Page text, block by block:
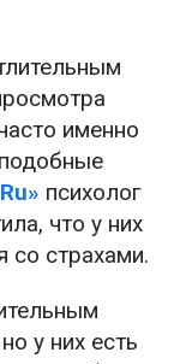
именно
психолог
что у них
со страхами.
у них есть